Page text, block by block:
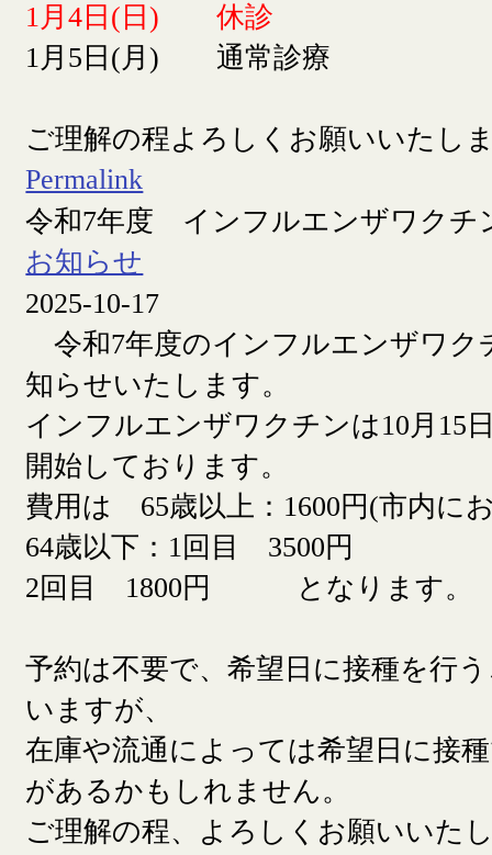
1月4日(日) 休診
1月5日(月) 通常診療
ご理解の程よろしくお願いいたし
Permalink
令和7年度 インフルエンザワクチ
お知らせ
2025-10-17
令和7年度のインフルエンザワク
知らせいたします。
インフルエンザワクチンは10月15
開始しております。
費用は 65歳以上：1600円(市内に
64歳以下：1回目 3500円
2回目 1800円 となります。
予約は不要で、希望日に接種を行
いますが、
在庫や流通によっては希望日に接
があるかもしれません。
ご理解の程、よろしくお願いいた